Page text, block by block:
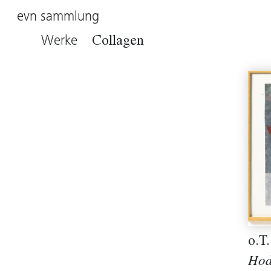
evn sammlung
Werke Collagen